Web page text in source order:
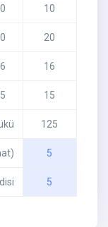
10
20
16
15
125
5
5